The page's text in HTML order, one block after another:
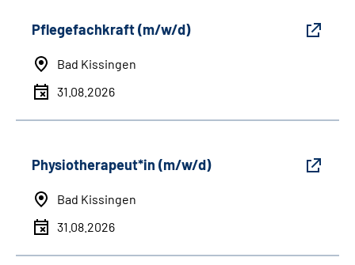
Pflegefachkraft (m/w/d)
Bad Kissingen
31.08.2026
Physiotherapeut*in (m/w/d)
Bad Kissingen
31.08.2026